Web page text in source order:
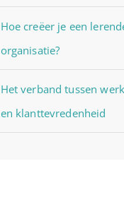
Hoe creëer je een
organisatie?
Het verband tussen
en klanttevredenheid